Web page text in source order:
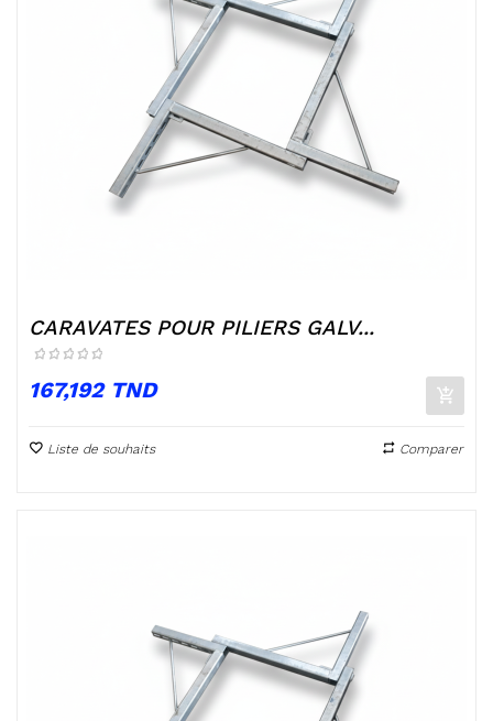
CARAVATES POUR PILIERS GALV...
Prix
167,192 TND
Liste de souhaits Comparer